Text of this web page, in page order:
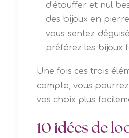
d’étouffer et nul
des bijoux en
vous sentez
préférez les bijoux
Une fois ces trois
compte, vous
vos choix plus
10 idées de